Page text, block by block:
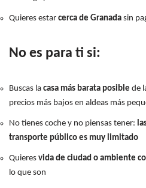
Quieres estar cerca de Granada sin
No es para ti si:
Buscas la casa más barata posible de
precios más bajos en aldeas más
No tienes coche y no piensas tener:
transporte público es muy limitado
Quieres vida de ciudad o ambiente
lo que son